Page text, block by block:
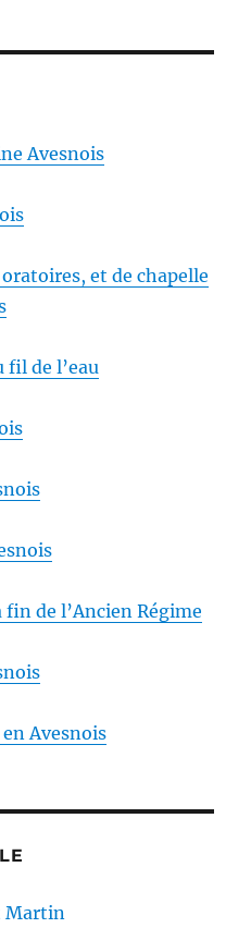
Avesnois
et de chapelle
fil de l’eau
fin de l’Ancien Régime
Avesnois
Martin